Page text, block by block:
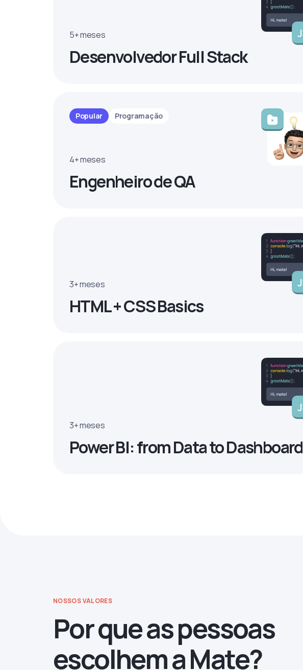
5+ meses
Desenvolvedor Full Stack
Popular Programação
4+ meses
Engenheiro de QA
3+ meses
HTML + CSS Basics
3+ meses
Power BI: from Data to Dashboard
NOSSOS VALORES
Por que as pessoas
escolhem a Mate?